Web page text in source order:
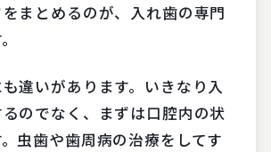
まとめるのが、入れ歯の専門
違いがあります。いきなり入
のでなく、まずは口腔内の状
虫歯や歯周病の治療をしてす